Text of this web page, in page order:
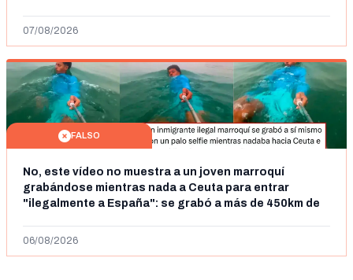
07/08/2026
FALSO
No, este vídeo no muestra a un joven marroquí
grabándose mientras nada a Ceuta para entrar
"ilegalmente a España": se grabó a más de 450km de
06/08/2026